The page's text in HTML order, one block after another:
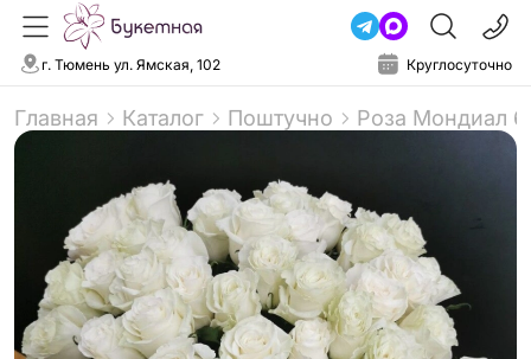
г. Тюмень ул. Ямская, 102 Круглосуточно
Главная Каталог Поштучно Роза Мондиал